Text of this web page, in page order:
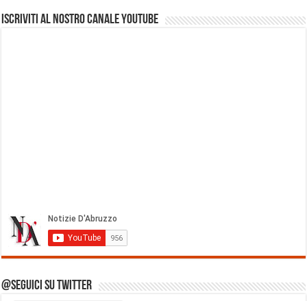
Iscriviti al nostro Canale Youtube
@Seguici su Twitter